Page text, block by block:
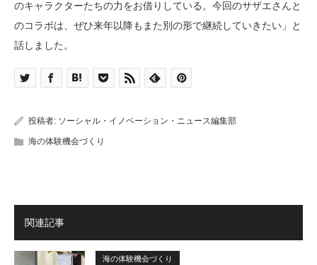
のキャラクターたちの力をお借りしている。今回のサザエさんと
のコラボは、ぜひ来年以降もまた別の形で継続していきたい」と
話しました。
投稿者: ソーシャル・イノベーション・ニュース編集部
海の体験機会づくり
関連記事
海の体験機会づくり